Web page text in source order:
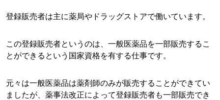
登録販売者は主に薬局やドラッグストアで働いています。
この登録販売者というのは、一般医薬品を一部販売するこ
とができるという国家資格を有する仕事です。
元々は一般医薬品は薬剤師のみが販売することができてい
ましたが、薬事法改正によって登録販売者も一部販売でき